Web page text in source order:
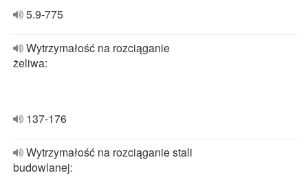
5.9-775
Wytrzymałość na rozciąganie
żeliwa:
137-176
Wytrzymałość na rozciąganie stali
budowlanej: